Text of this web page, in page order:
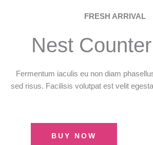
FRESH ARRIVAL
Nest
Fermentum iaculis eu non diam
sed risus. Facilisis volutpat est velit
BUY NOW